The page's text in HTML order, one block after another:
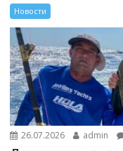
Новости
26.07.2026 admin